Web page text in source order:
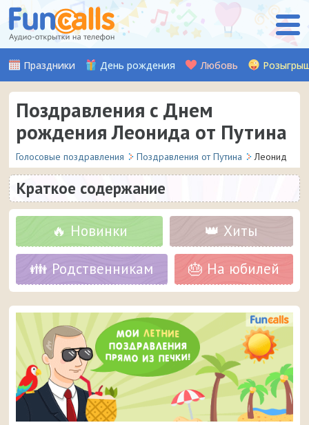
Праздники День рождения Любовь
Поздравления с Днем
рождения Леонида от Путина
Голосовые поздравления Поздравления от Путина Леонид
Краткое содержание
🔥 Новинки 👑 Хиты
👪 Родственникам 🎂 На юбилей